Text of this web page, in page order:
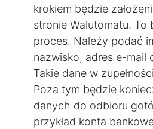
krokiem będzie
stronie Walutomatu. To
proces. Należy podać
nazwisko, adres e-mail
Takie dane w
Poza tym będzie
danych do odbioru
przykład konta